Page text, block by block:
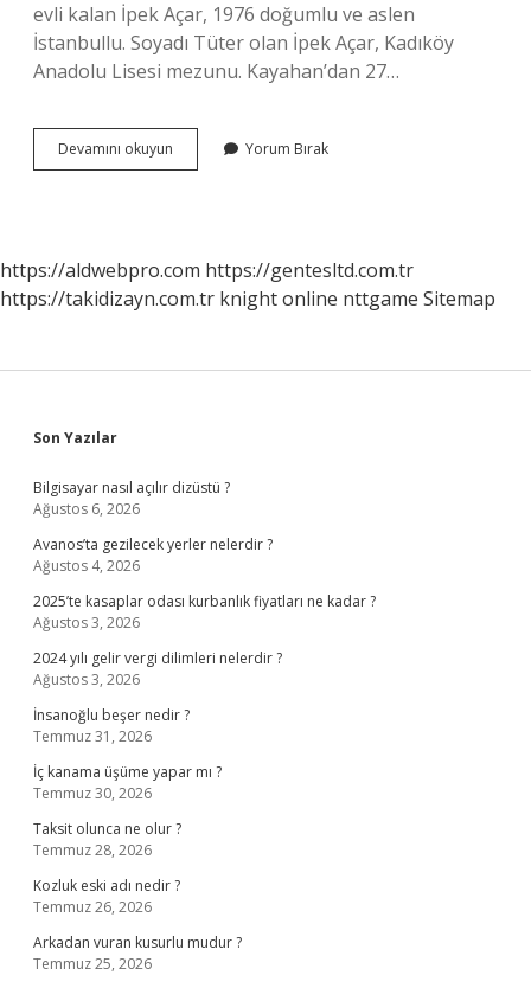
evli kalan İpek Açar, 1976 doğumlu ve aslen
İstanbullu. Soyadı Tüter olan İpek Açar, Kadıköy
Anadolu Lisesi mezunu. Kayahan’dan 27…
Devamını okuyun Kayahan
Kaç
Yorum Bırak
https://aldwebpro.com https://gentesltd.com.tr
https://takidizayn.com.tr knight online nttgame Sitemap
Sidebar
Son Yazılar
Bilgisayar nasıl açılır dizüstü ?
Ağustos 6, 2026
Avanos’ta gezilecek yerler nelerdir ?
Ağustos 4, 2026
2025’te kasaplar odası kurbanlık fiyatları ne kadar ?
Ağustos 3, 2026
2024 yılı gelir vergi dilimleri nelerdir ?
Ağustos 3, 2026
İnsanoğlu beşer nedir ?
Temmuz 31, 2026
İç kanama üşüme yapar mı ?
Temmuz 30, 2026
Taksit olunca ne olur ?
Temmuz 28, 2026
Kozluk eski adı nedir ?
Temmuz 26, 2026
Arkadan vuran kusurlu mudur ?
Temmuz 25, 2026